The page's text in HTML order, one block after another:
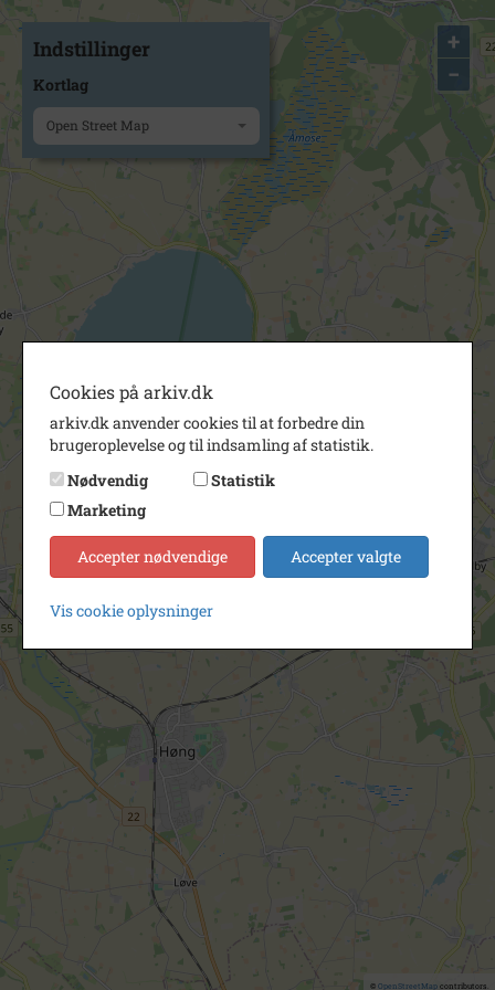
+
−
© OpenStreetMapcontributors.
Indstillinger
Kortlag
Open Street Map
Cookies på arkiv.dk
arkiv.dk anvender cookies til at forbedre din
brugeroplevelse og til indsamling af statistik.
Nødvendig
Statistik
Marketing
Accepter nødvendige Accepter valgte
Vis cookie oplysninger